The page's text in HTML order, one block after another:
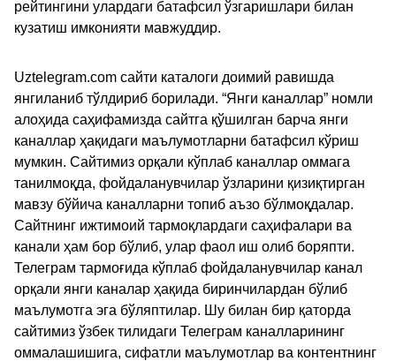
рейтингини улардаги батафсил ўзгаришлари билан
кузатиш имконияти мавжуддир.
Uztelegram.com сайти каталоги доимий равишда
янгиланиб тўлдириб борилади. “Янги каналлар” номли
алоҳида саҳифамизда сайтга қўшилган барча янги
каналлар ҳақидаги маълумотларни батафсил кўриш
мумкин. Сайтимиз орқали кўплаб каналлар оммага
танилмоқда, фойдаланувчилар ўзларини қизиқтирган
мавзу бўйича каналларни топиб аъзо бўлмоқдалар.
Сайтнинг ижтимоий тармоқлардаги саҳифалари ва
канали ҳам бор бўлиб, улар фаол иш олиб боряпти.
Телеграм тармоғида кўплаб фойдаланувчилар канал
орқали янги каналар ҳақида биринчилардан бўлиб
маълумотга эга бўляптилар. Шу билан бир қаторда
сайтимиз ўзбек тилидаги Телеграм каналларининг
оммалашишига, сифатли маълумотлар ва контентнинг